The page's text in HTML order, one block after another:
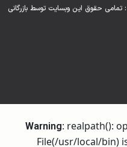
حقوق این وبسایت توسط بازرگانی
Warning: realpath():
File(/usr/local/bin)